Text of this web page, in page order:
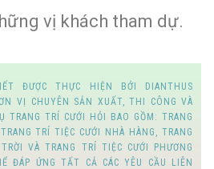
vị khách tham dự.
ĐƯỢC THỰC HIỆN BỞI DIANTHUS
VỊ CHUYÊN SẢN XUẤT, THI CÔNG VÀ
TRANG TRÍ CƯỚI HỎI BAO GỒM:TRANG
TRANG TRÍ TIỆC CƯỚI NHÀ HÀNG ,TRANG
VÀTRANG TRÍ TIỆC CƯỚI PHƯƠNG
ĐÁP ỨNG TẤT CẢ CÁC YÊU CẦU LIÊN